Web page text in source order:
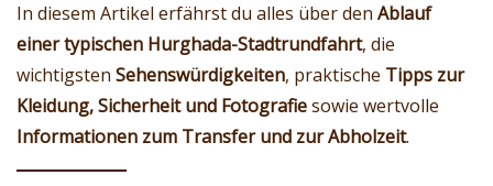
In diesem Artikel erfährst du alles über den Ablauf
einer typischen Hurghada-Stadtrundfahrt, die
wichtigsten Sehenswürdigkeiten, praktische Tipps zur
Kleidung, Sicherheit und Fotografiesowie wertvolle
Informationen zum Transfer und zur Abholzeit.